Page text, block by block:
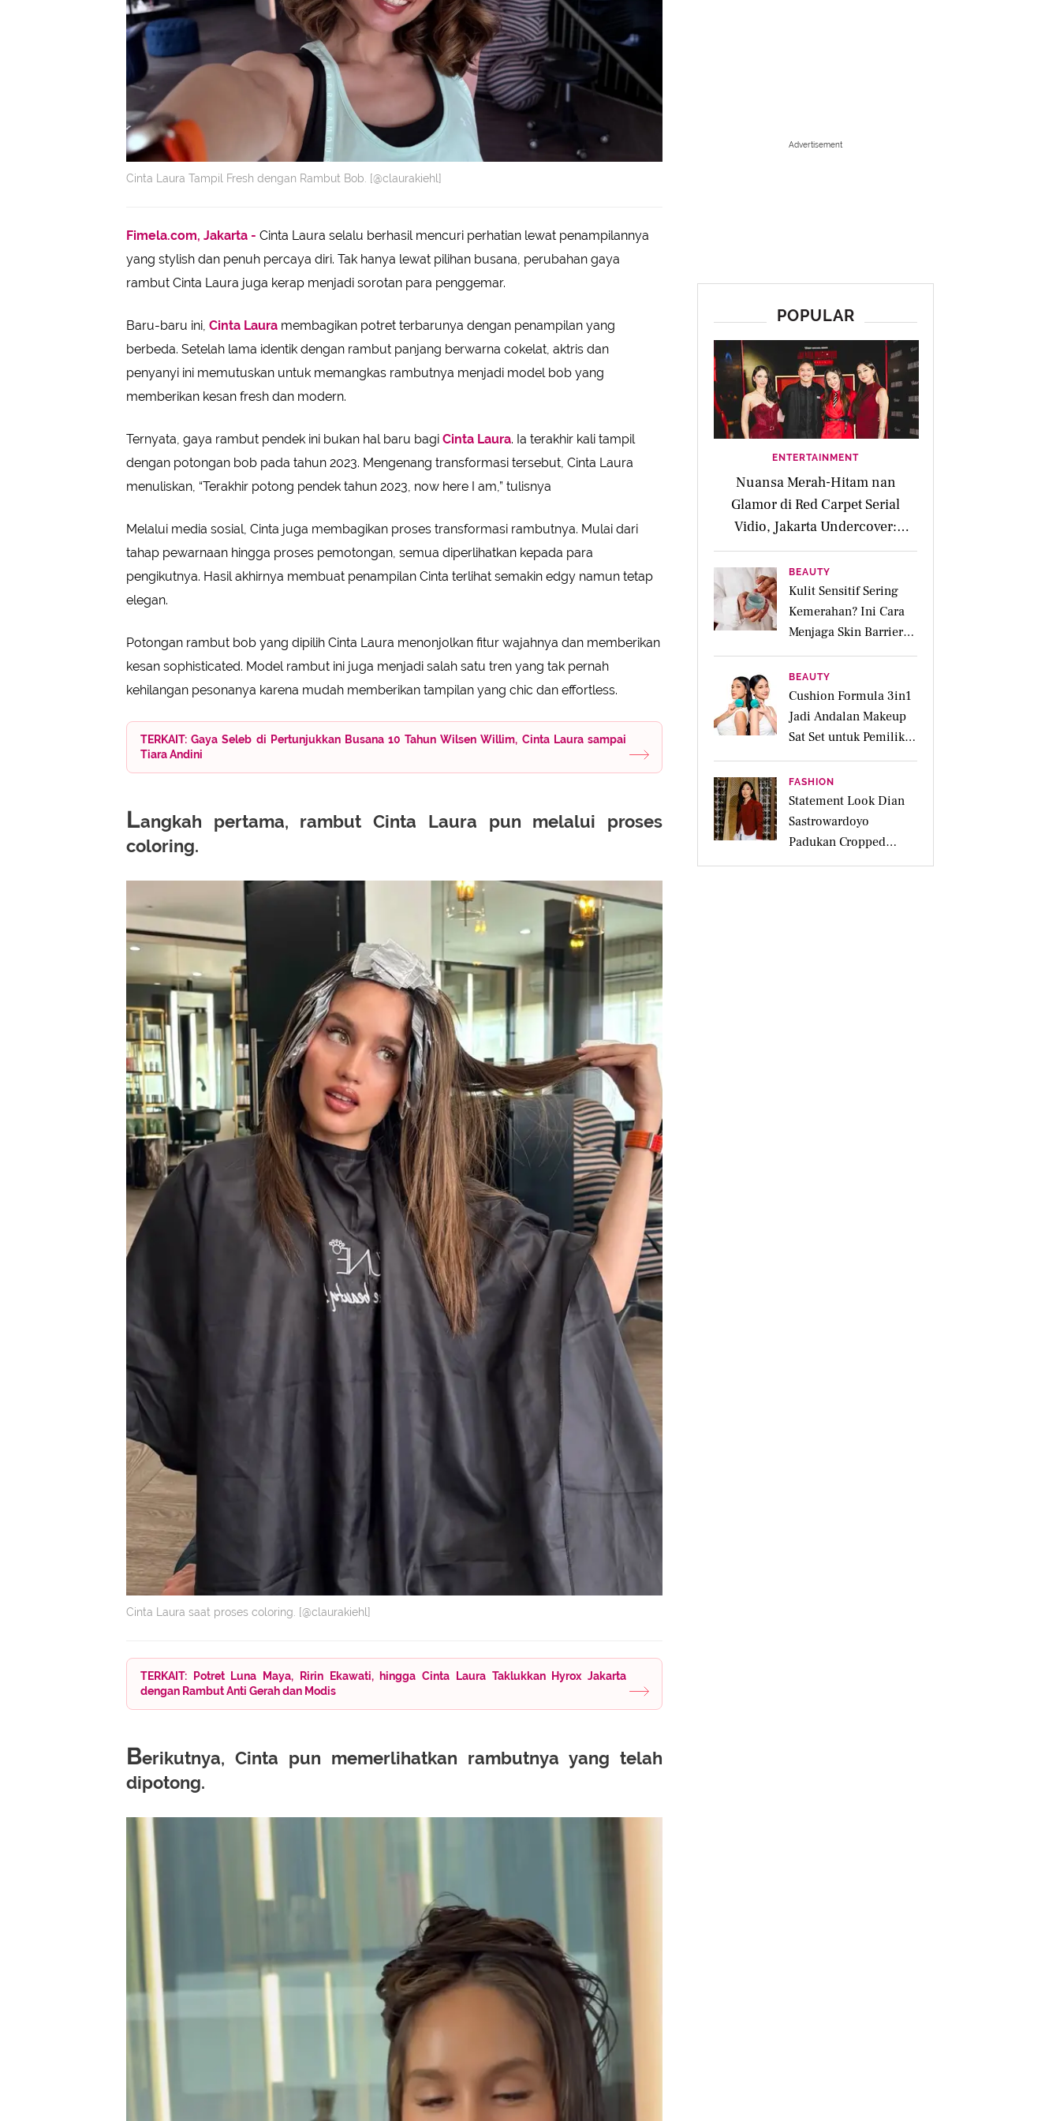
Cinta Laura Tampil Fresh dengan Rambut Bob. [@claurakiehl]
Fimela.com, Jakarta - Cinta Laura selalu berhasil mencuri perhatian lewat penampilannya
yang stylish dan penuh percaya diri. Tak hanya lewat pilihan busana, perubahan gaya
rambut Cinta Laura juga kerap menjadi sorotan para penggemar.
Baru-baru ini, Cinta Laura membagikan potret terbarunya dengan penampilan yang
berbeda. Setelah lama identik dengan rambut panjang berwarna cokelat, aktris dan
penyanyi ini memutuskan untuk memangkas rambutnya menjadi model bob yang
memberikan kesan fresh dan modern.
Ternyata, gaya rambut pendek ini bukan hal baru bagi Cinta Laura. Ia terakhir kali tampil
dengan potongan bob pada tahun 2023. Mengenang transformasi tersebut, Cinta Laura
menuliskan, “Terakhir potong pendek tahun 2023, now here I am,” tulisnya
Melalui media sosial, Cinta juga membagikan proses transformasi rambutnya. Mulai dari
tahap pewarnaan hingga proses pemotongan, semua diperlihatkan kepada para
pengikutnya. Hasil akhirnya membuat penampilan Cinta terlihat semakin edgy namun tetap
elegan.
Potongan rambut bob yang dipilih Cinta Laura menonjolkan fitur wajahnya dan memberikan
kesan sophisticated. Model rambut ini juga menjadi salah satu tren yang tak pernah
kehilangan pesonanya karena mudah memberikan tampilan yang chic dan effortless.
TERKAIT: Gaya Seleb di Pertunjukkan Busana 10 Tahun Wilsen Willim, Cinta Laura sampai
Tiara Andini
Langkah pertama, rambut Cinta Laura pun melalui proses
coloring.
Cinta Laura saat proses coloring. [@claurakiehl]
TERKAIT: Potret Luna Maya, Ririn Ekawati, hingga Cinta Laura Taklukkan Hyrox Jakarta
dengan Rambut Anti Gerah dan Modis
Berikutnya, Cinta pun memerlihatkan rambutnya yang telah
dipotong.
Advertisement
POPULAR
ENTERTAINMENT
Nuansa Merah-Hitam nan
Glamor di Red Carpet Serial
Vidio, Jakarta Undercover:
Members Only
BEAUTY
Kulit Sensitif Sering
Kemerahan? Ini Cara
Menjaga Skin Barrier
agar Tetap Tenang
BEAUTY
Cushion Formula 3in1
Jadi Andalan Makeup
Sat Set untuk Pemilik
Kulit Acne Prone
FASHION
Statement Look Dian
Sastrowardoyo
Padukan Cropped
Beskap dan Ripped